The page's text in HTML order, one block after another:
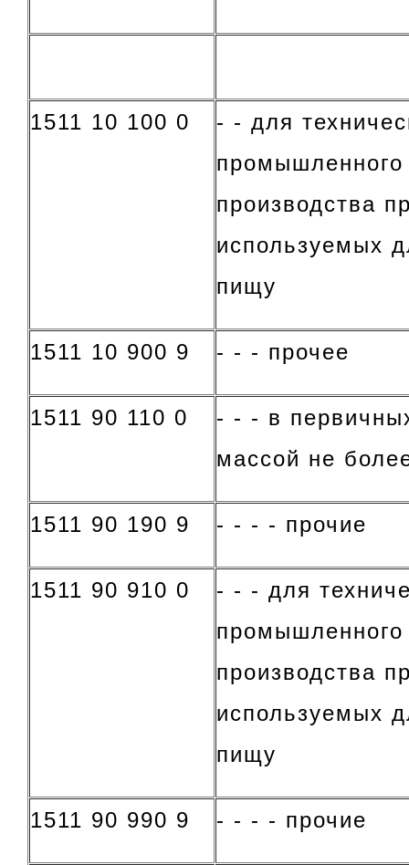
1511 10 100 0
- - для
производства
используемых
пищу
1511 10 900 9 - - - прочее
1511 90 110 0
- - - в
массой не
1511 90 190 9 - - - - прочие
1511 90 910 0
- - - для
производства
используемых
пищу
1511 90 990 9 - - - - прочие